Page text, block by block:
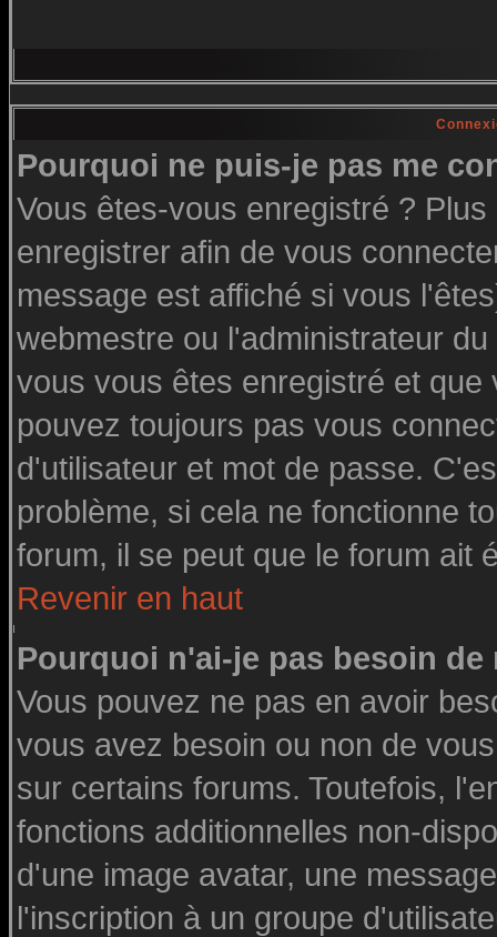
Pourquoi ne puis-je pas me
Vous êtes-vous enregistré ?
enregistrer afin de vous
message est affiché si vous
webmestre ou l'administrateur
vous vous êtes enregistré et
pouvez toujours pas vous
d'utilisateur et mot de passe.
problème, si cela ne fonctionne
forum, il se peut que le forum ait
Revenir en haut
Pourquoi n'ai-je pas besoin
Vous pouvez ne pas en avoir
vous avez besoin ou non de
sur certains forums. Toutefois,
fonctions additionnelles non-
d'une image avatar, une
l'inscription à un groupe